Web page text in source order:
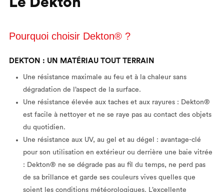
Pourquoi choisir Dekton® ?
DEKTON : UN MATÉRIAU TOUT TERRAIN
Une résistance maximale au feu et à la chaleur sans
dégradation de l’aspect de la surface.
Une résistance élevée aux taches et aux rayures : Dekton®
est facile à nettoyer et ne se raye pas au contact des objets
du quotidien.
Une résistance aux UV, au gel et au dégel : avantage-clé
pour son utilisation en extérieur ou derrière une baie vitrée
: Dekton® ne se dégrade pas au fil du temps, ne perd pas
de sa brillance et garde ses couleurs vives quelles que
soient les conditions météorologiques. L’excellente